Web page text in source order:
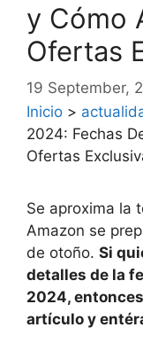
y Cómo
Ofertas
19 September,
Inicio >
2024: Fechas
Ofertas
Se aproxima la
Amazon se
de otoño. Si
detalles de la
2024,
artículo y